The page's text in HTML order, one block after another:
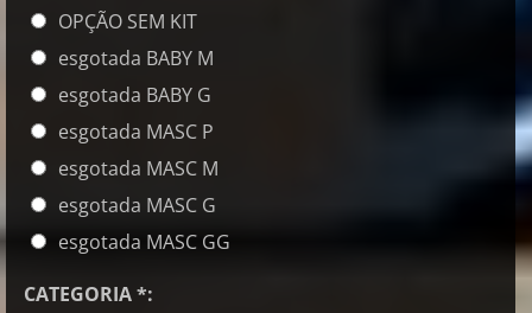
OPÇÃO SEM KIT
esgotada BABY M
esgotada BABY G
esgotada MASC P
esgotada MASC M
esgotada MASC G
esgotada MASC GG
CATEGORIA *: